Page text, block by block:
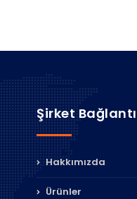
Şirket
Hakkımızda
Ürünler